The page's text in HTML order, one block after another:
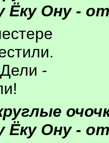
Ёку Ону -
-
Ёку Ону -